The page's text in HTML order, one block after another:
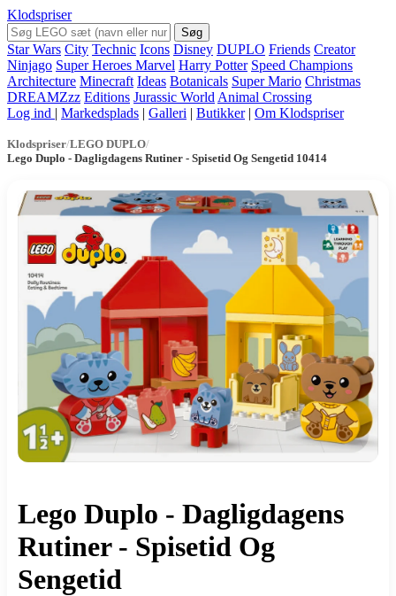
Klodspriser
Søg
Star Wars City Technic Icons Disney DUPLO Friends Creator
Ninjago Super Heroes Marvel Harry Potter Speed Champions
Architecture Minecraft Ideas Botanicals Super Mario Christmas
DREAMZzz Editions Jurassic World Animal Crossing
Log ind | Markedsplads | Galleri | Butikker | Om Klodspriser
Klodspriser/LEGO DUPLO/
Lego Duplo - Dagligdagens Rutiner - Spisetid Og Sengetid 10414
Lego Duplo - Dagligdagens
Rutiner - Spisetid Og
Sengetid